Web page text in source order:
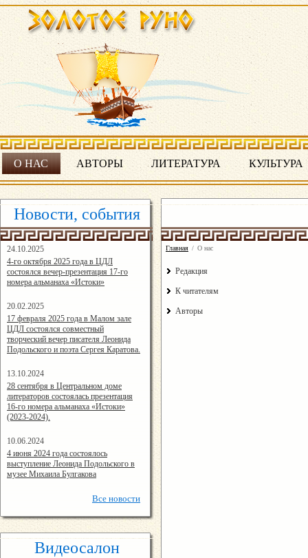
О НАС АВТОРЫ ЛИТЕРАТУРА КУЛЬТУРА
Новости, события
24.10.2025
16:19:07
4-го октября 2025 года в ЦДЛ
состоялся вечер-презентация 17-го
номера альманаха «Истоки»
20.02.2025
14:24:00
17 февраля 2025 года в Малом зале
ЦДЛ состоялся совместный
творческий вечер писателя Леонида
Подольского и поэта Сергея Каратова.
13.10.2024
14:08:11
28 сентября в Центральном доме
литераторов состоялась презентация
16-го номера альманаха «Истоки»
(2023-2024).
10.06.2024
15:02:44
4 июня 2024 года состоялось
выступление Леонида Подольского в
музее Михаила Булгакова
Все новости
Видеосалон
Главная / О нас
Редакция
К читателям
Авторы